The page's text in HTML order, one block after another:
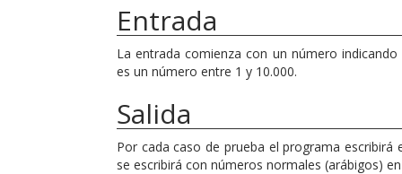
Entrada
La entrada comienza con un número
es un número entre 1 y 10.000.
Salida
Por cada caso de prueba el programa
se escribirá con números normales (arábigos)